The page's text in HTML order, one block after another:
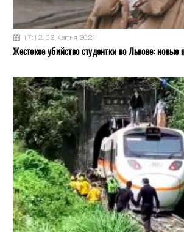
17:12, 02 Квітня 2021
Жестокое убийство студентки во Львове: новые